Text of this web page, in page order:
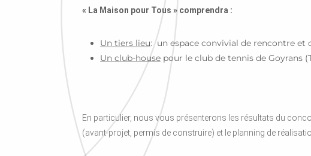
« La Maison pour Tous » comprendra :
Un tiers lieu: un espace convivial de rencontre
Un club-house pour le club de tennis de Goyrans
En particulier, nous vous présenterons les résultats du
(avant-projet, permis de construire) et le planning de